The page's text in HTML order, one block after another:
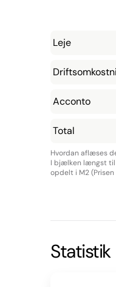
Leje
Acconto
Total
Hvordan aflæses
I bjælken længst til
opdelt i M2
Statistik